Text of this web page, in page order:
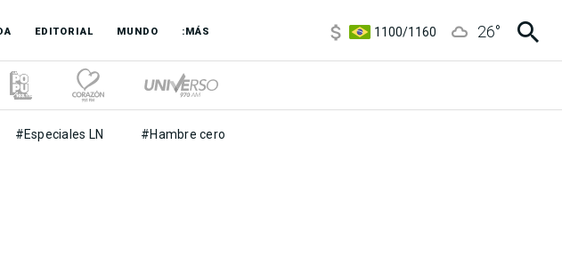
EDITORIAL MUNDO :MÁS
1100/1160
26°
#Especiales LN #Hambre cero